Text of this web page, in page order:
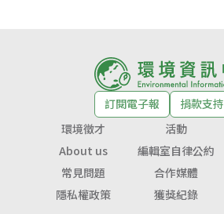
訂閱電子報
捐款支持
環境徵才
活動
About us
編輯室自律公約
常見問題
合作媒體
隱私權政策
獲獎紀錄